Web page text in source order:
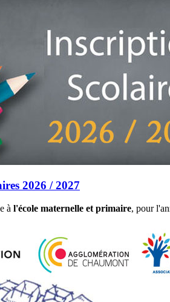
2026 / 2027
à l'école maternelle et primaire, pour